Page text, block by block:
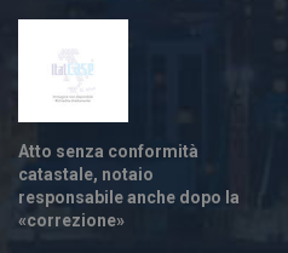
Atto senza conformità
catastale, notaio
responsabile anche dopo la
«correzione»